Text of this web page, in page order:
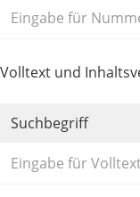
Volltext und
Suchbegriff